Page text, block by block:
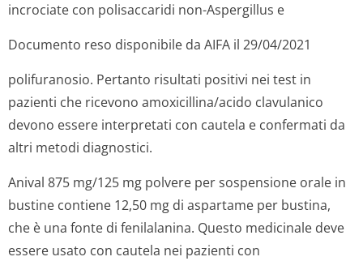
incrociate con polisaccaridi non-Aspergillus e
Documento reso disponibile da AIFA il 29/04/2021
polifuranosio. Pertanto risultati positivi nei test in
pazienti che ricevono amoxicillina/acido clavulanico
devono essere interpretati con cautela e confermati da
altri metodi diagnostici.
Anival 875 mg/125 mg polvere per sospensione orale in
bustine contiene 12,50 mg di aspartame per bustina,
che è una fonte di fenilalanina. Questo medicinale deve
essere usato con cautela nei pazienti con